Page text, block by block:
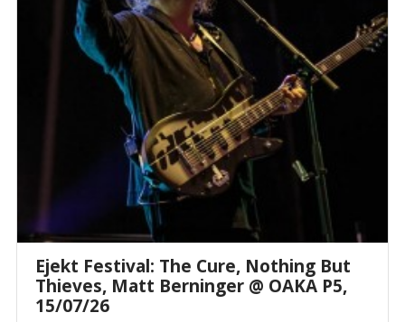
Ejekt Festival: The Cure, Nothing But
Thieves, Matt Berninger @ ΟΑΚΑ P5,
15/07/26